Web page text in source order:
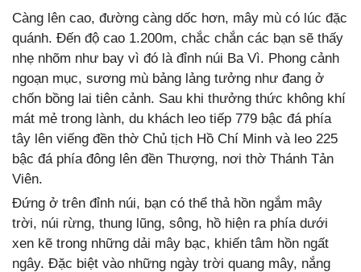
Càng lên cao, đường càng dốc hơn, mây mù có lúc đặc
quánh. Đến độ cao 1.200m, chắc chắn các bạn sẽ thấy
nhẹ nhõm như bay vì đó là đỉnh núi Ba Vì. Phong cảnh
ngoạn mục, sương mù bảng lảng tưởng như đang ở
chốn bồng lai tiên cảnh. Sau khi thưởng thức không khí
mát mẻ trong lành, du khách leo tiếp 779 bậc đá phía
tây lên viếng đền thờ Chủ tịch Hồ Chí Minh và leo 225
bậc đá phía đông lên đền Thượng, nơi thờ Thánh Tản
Viên.
Đứng ở trên đỉnh núi, bạn có thể thả hồn ngắm mây
trời, núi rừng, thung lũng, sông, hồ hiện ra phía dưới
xen kẽ trong những dải mây bạc, khiến tâm hồn ngất
ngây. Đặc biệt vào những ngày trời quang mây, nắng